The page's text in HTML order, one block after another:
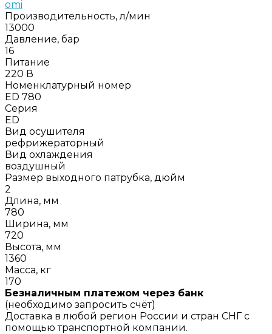
omi
Производительность, л/мин
13000
Давление, бар
16
Питание
220 В
Номенклатурный номер
ED 780
Серия
ED
Вид осушителя
рефрижераторный
Вид охлаждения
воздушный
Размер выходного патрубка, дюйм
2
Длина, мм
780
Ширина, мм
720
Высота, мм
1360
Масса, кг
170
Безналичным платежом через банк
(необходимо запросить счёт)
Доставка в любой регион России и стран СНГ с
помощью транспортной компании.